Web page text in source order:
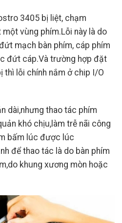
3405 bị liệt, chạm
vùng phím.Lỗi này là do
mạch bàn phím, cáp phím
đứt cáp.Và trường hợp đặt
thì lỗi chính nắm ở chip I/O
dài,nhưng thao tác phím
khó chịu,làm trễ nãi công
bấm lúc được lúc
để thao tác là do bàn phím
khung xương mòn hoặc